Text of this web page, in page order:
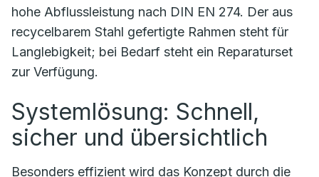
hohe Abflussleistung nach DIN EN 274. Der aus
recycelbarem Stahl gefertigte Rahmen steht für
Langlebigkeit; bei Bedarf steht ein Reparaturset
zur Verfügung.
Systemlösung: Schnell,
sicher und übersichtlich
Besonders effizient wird das Konzept durch die